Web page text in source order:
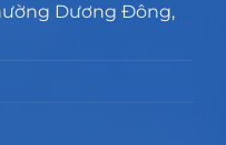
Dương Đông,